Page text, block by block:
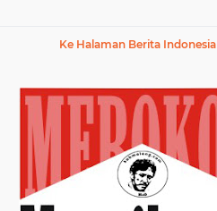
Ke Halaman Berita Indonesia